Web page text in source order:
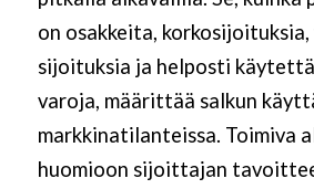
on osakkeita,
sijoituksia ja helposti
varoja, määrittää salkun
markkinatilanteissa. Toimiva
huomioon sijoittajan